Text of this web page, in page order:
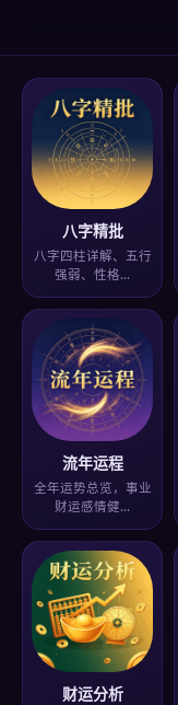
八字精批
八字四柱详解、五行
强弱、性格…
流年运程
全年运势总览，事业
财运感情健…
财运分析